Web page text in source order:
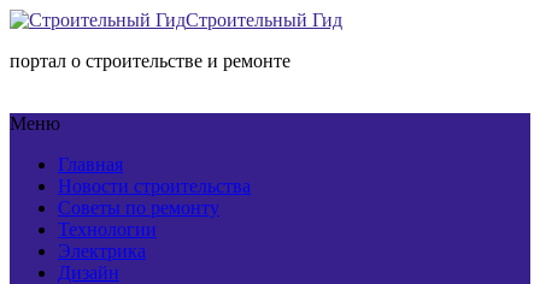
Строительный Гид
портал о строительстве и ремонте
Меню
Главная
Новости строительства
Советы по ремонту
Технологии
Электрика
Дизайн